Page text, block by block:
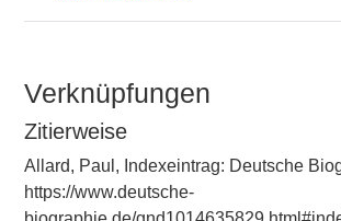
Verknüpfungen
Zitierweise
Allard, Paul, Indexeintrag: Deutsche
https://www.deutsche-